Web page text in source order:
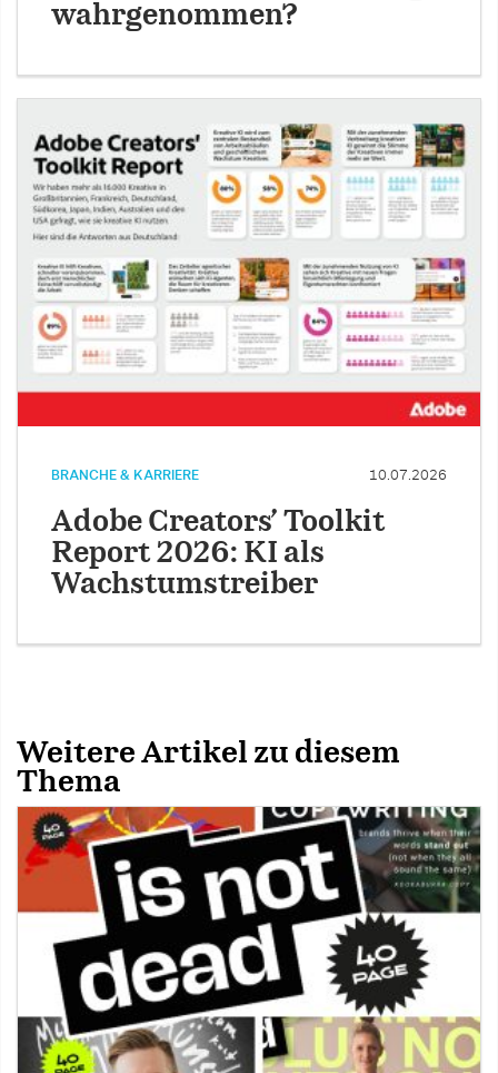
wahrgenommen?
BRANCHE & KARRIERE 10.07.2026
Adobe Creators’ Toolkit
Report 2026: KI als
Wachstumstreiber
Weitere Artikel zu diesem
Thema